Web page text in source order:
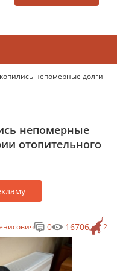
непомерные долги
непомерные
отопительного
2
0 16706